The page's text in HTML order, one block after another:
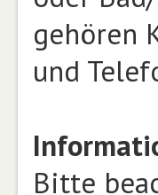
gehören
und
Bitte